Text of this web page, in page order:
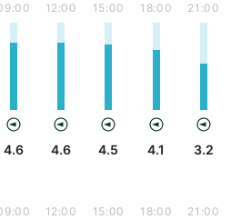
4.6
12:00
4.6
15:00
4.5
18:00
4.1
21:00
3.2
12:00 15:00 18:00 21:00